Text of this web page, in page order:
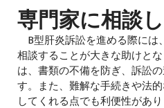
専門家に相談
B型肝炎訴訟を進める際には
相談することが大きな助けと
は、書類の不備を防ぎ、訴訟
す。また、難解な手続きや法
してくれる点でも利便性があ